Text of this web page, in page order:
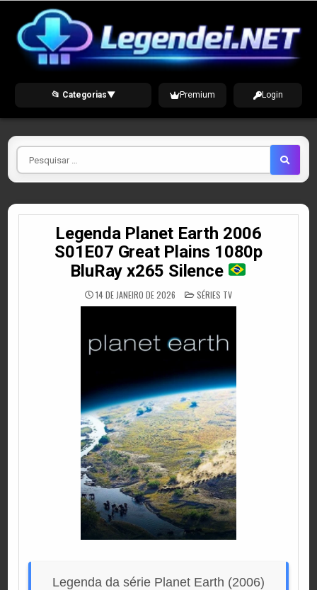
content
📂 Categorias▼ Premium Login
Pesquisar
por
Legenda Planet Earth 2006
S01E07 Great Plains 1080p
BluRay x265 Silence
14 DE JANEIRO DE 2026 POSTED
IN
SÉRIES TV
Legenda da série Planet Earth (2006)